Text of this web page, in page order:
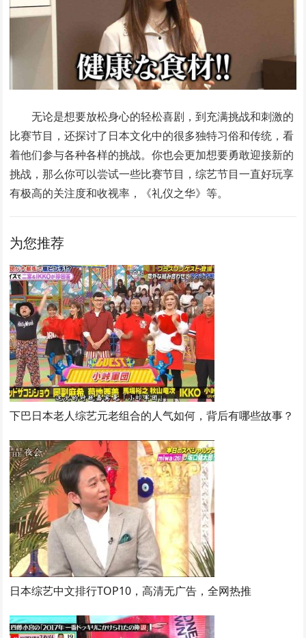
无论是想要放松身心的轻松喜剧，到充满挑战和刺激的
比赛节目，还探讨了日本文化中的很多独特习俗和传统，看
着他们参与各种各样的挑战。你也会更加想要勇敢迎接新的
挑战，那么你可以尝试一些比赛节目，综艺节目一直好玩享
有极高的关注度和收视率，《礼仪之华》等。
为您推荐
下巴日本老人综艺元老组合的人气如何，背后有哪些故事？
日本综艺中文排行TOP10，高清无广告，全网热推